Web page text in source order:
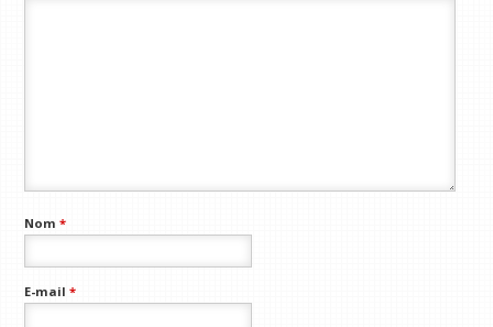
Nom*
E-mail*